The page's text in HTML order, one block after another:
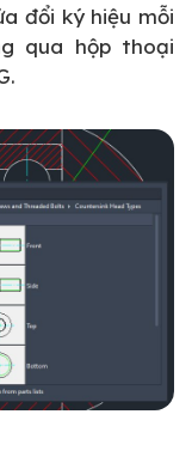
đổi ký hiệu mỗi
qua hộp thoại